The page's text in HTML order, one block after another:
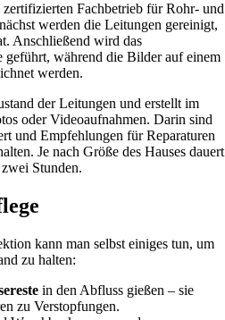
Fachbetrieb für Rohr- und
werden die Leitungen gereinigt,
Anschließend wird das
geführt, während die Bilder auf einem
werden.
der Leitungen und erstellt im
oder Videoaufnahmen. Darin sind
und Empfehlungen für Reparaturen
Je nach Größe des Hauses dauert
Stunden.
kann man selbst einiges tun, um
zu halten:
in den Abfluss gießen – sie
zu Verstopfungen.